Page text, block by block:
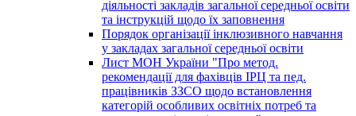
діяльності закладів загальної середньої освіти
та інструкцій щодо їх заповнення
Порядок організації інклюзивного навчання
у закладах загальної середньої освіти
Лист МОН України "Про метод.
рекомендації для фахівців ІРЦ та пед.
працівників ЗЗСО щодо встановлення
категорій особливих освітніх потреб та